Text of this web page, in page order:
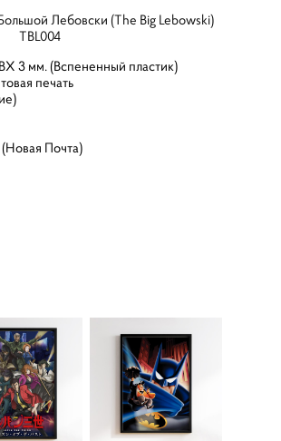
Лебовски (The Big Lebowski)
TBL004
3 мм. (Вспененный пластик)
печать
Почта)